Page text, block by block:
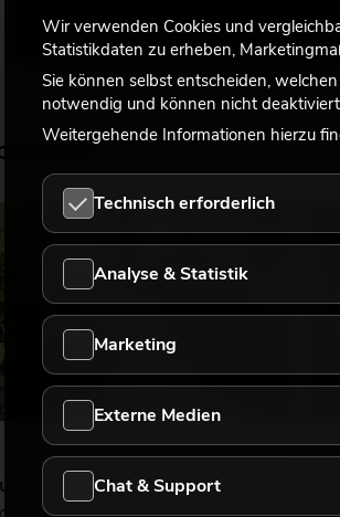
Sicherheit und
Wir verwenden Cookies und
Statistikdaten zu erheben,
Sie können selbst entscheiden,
notwendig und können nicht
Weitergehende Informationen hierzu
Technisch erforderlich
Analyse & Statistik
Marketing
Externe Medien
Chat & Support